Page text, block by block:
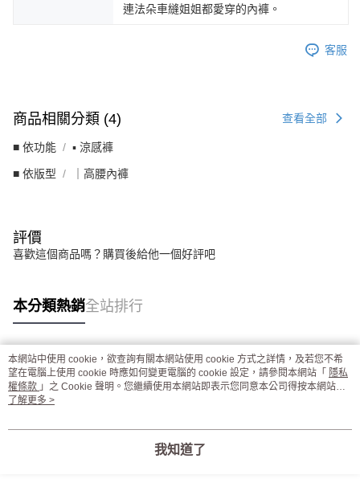
連法朵車縫姐姐都愛穿的內褲。
客服
商品相關分類 (4) 查看全部
■ 依功能 ▪︎ 涼感褲
■ 依版型 ｜高腰內褲
評價
喜歡這個商品嗎？購買後給他一個好評吧
本分類熱銷全站排行
熱門標籤
本網站中使用 cookie，欲查詢有關本網站使用 cookie 方式之詳情，及若您不希
望在電腦上使用 cookie 時應如何變更電腦的 cookie 設定，請參閱本網站「 隱私
權條款 」之 Cookie 聲明。您繼續使用本網站即表示您同意本公司得按本網站使
用條款之 Cookie 聲明使用 cookie。
了解更多 >
我知道了